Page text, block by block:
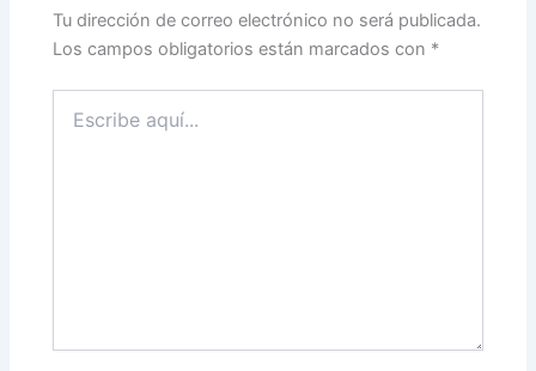
Tu dirección de correo electrónico no será publicada.
Los campos obligatorios están marcados con *
aquí...